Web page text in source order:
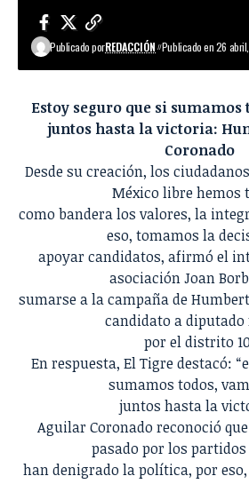
Publicado porREDACCIÓN Publicado en 26
Estoy seguro que si
juntos hasta la victoria:
Coronado
Desde su creación, los
México libre hemos
como bandera los valores, la
eso, tomamos la
apoyar candidatos, afirmó el
asociación Joan
sumarse a la campaña de
candidato a diputado
por el distrito
En respuesta, El Tigre destacó:
sumamos todos,
juntos hasta la
Aguilar Coronado reconoció
pasado por los
han denigrado la política, por